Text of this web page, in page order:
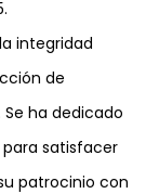
integridad
de
ha dedicado
satisfacer
patrocinio con